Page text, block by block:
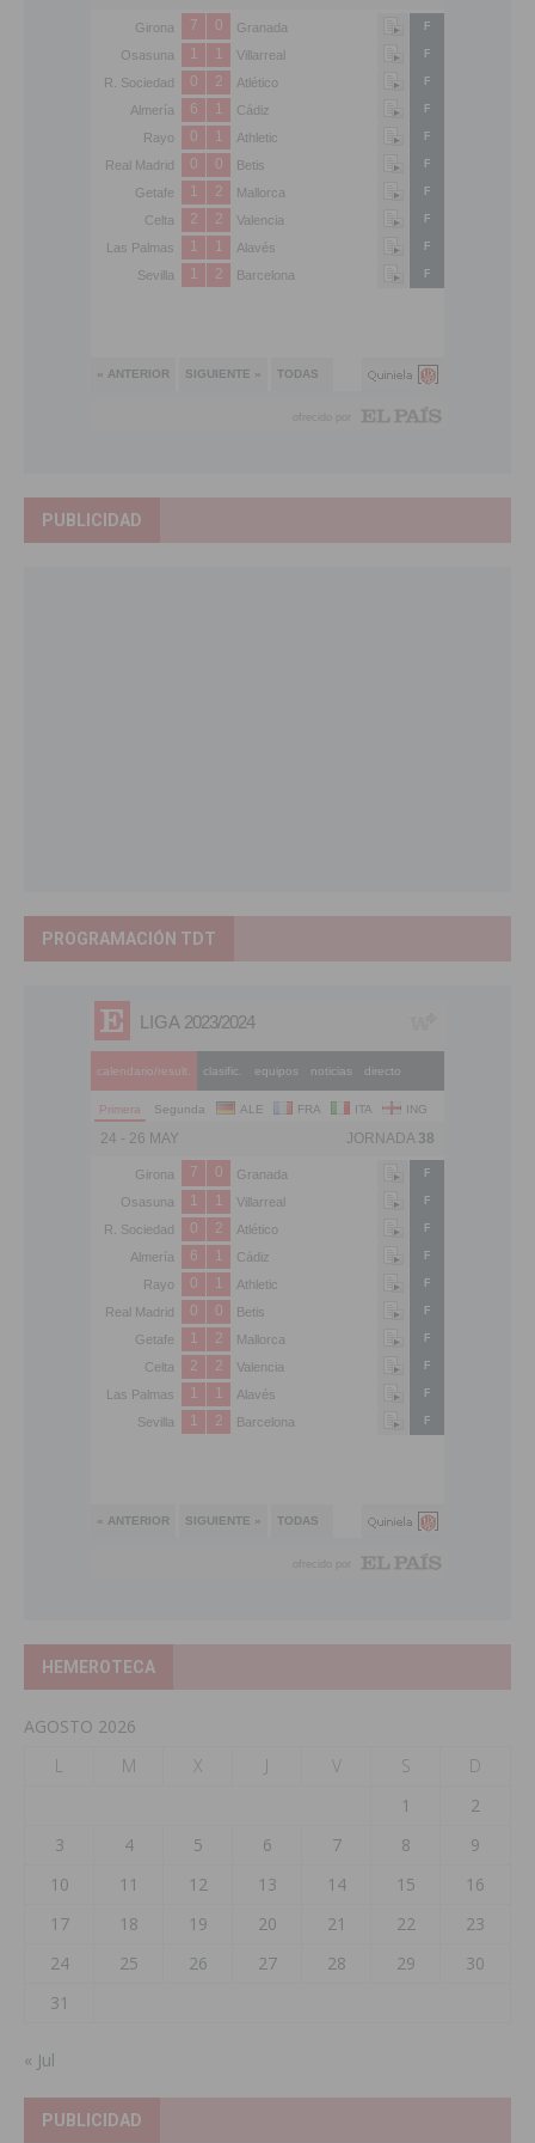
PUBLICIDAD
PROGRAMACIÓN TDT
HEMEROTECA
AGOSTO 2026
L
M X J V S
D
1
2
3
4 5 6 7 8
9
10
11 12 13 14 15
16
17
18 19 20 21 22
23
24
25 26 27 28 29
30
31
« Jul
PUBLICIDAD